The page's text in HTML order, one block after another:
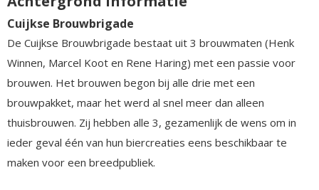
Cuijkse Brouwbrigade
De Cuijkse Brouwbrigade bestaat uit 3 brouwmaten (Henk
Winnen, Marcel Koot en Rene Haring) met een passie voor
brouwen. Het brouwen begon bij alle drie met een
brouwpakket, maar het werd al snel meer dan alleen
thuisbrouwen. Zij hebben alle 3, gezamenlijk de wens om in
ieder geval één van hun biercreaties eens beschikbaar te
maken voor een breedpubliek.